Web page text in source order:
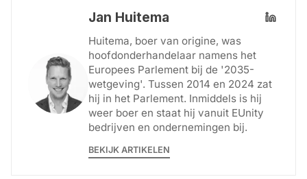
Jan Huitema
Huitema, boer van origine, was
hoofdonderhandelaar namens het
Europees Parlement bij de '2035-
wetgeving'. Tussen 2014 en 2024 zat
hij in het Parlement. Inmiddels is hij
weer boer en staat hij vanuit EUnity
bedrijven en ondernemingen bij.
BEKIJK ARTIKELEN